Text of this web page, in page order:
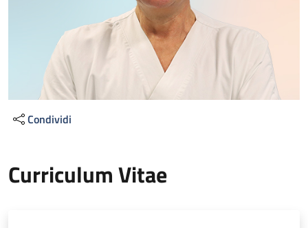
Condividi
Curriculum Vitae